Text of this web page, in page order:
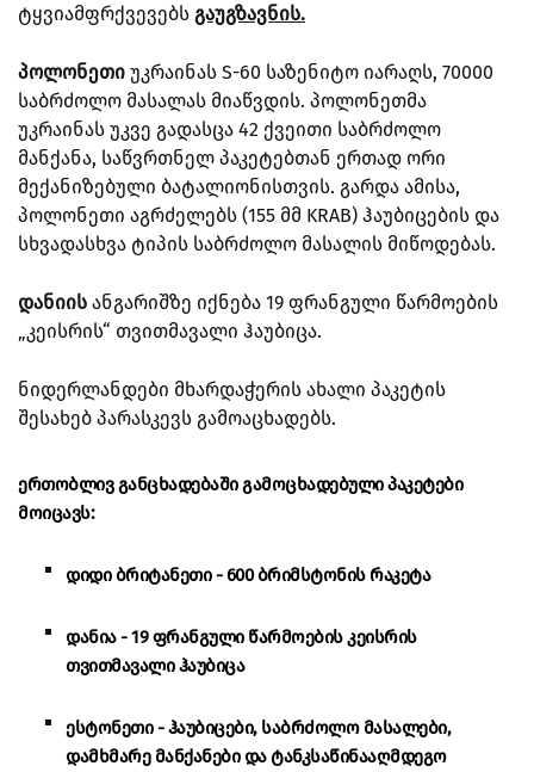
ტყვიამფრქვევებს გაუგზავნის.
პოლონეთი უკრაინას S-60 საზენიტო იარაღს, 70000
საბრძოლო მასალას მიაწვდის. პოლონეთმა
უკრაინას უკვე გადასცა 42 ქვეითი საბრძოლო
მანქანა, საწვრთნელ პაკეტებთან ერთად ორი
მექანიზებული ბატალიონისთვის. გარდა ამისა,
პოლონეთი აგრძელებს (155 მმ KRAB) ჰაუბიცების და
სხვადასხვა ტიპის საბრძოლო მასალის მიწოდებას.
დანიის ანგარიშზე იქნება 19 ფრანგული წარმოების
„კეისრის“ თვითმავალი ჰაუბიცა.
ნიდერლანდები მხარდაჭერის ახალი პაკეტის
შესახებ პარასკევს გამოაცხადებს.
ერთობლივ განცხადებაში გამოცხადებული პაკეტები
მოიცავს:
დიდი ბრიტანეთი - 600 ბრიმსტონის რაკეტა
დანია - 19 ფრანგული წარმოების კეისრის
თვითმავალი ჰაუბიცა
ესტონეთი - ჰაუბიცები, საბრძოლო მასალები,
დამხმარე მანქანები და ტანკსაწინააღმდეგო